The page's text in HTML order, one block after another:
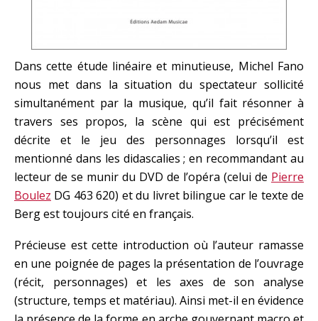
Dans cette étude linéaire et minutieuse, Michel Fano
nous met dans la situation du spectateur sollicité
simultanément par la musique, qu’il fait résonner à
travers ses propos, la scène qui est précisément
décrite et le jeu des personnages lorsqu’il est
mentionné dans les didascalies ; en recommandant au
lecteur de se munir du DVD de l’opéra (celui de Pierre
Boulez DG 463 620) et du livret bilingue car le texte de
Berg est toujours cité en français.
Précieuse est cette introduction où l’auteur ramasse
en une poignée de pages la présentation de l’ouvrage
(récit, personnages) et les axes de son analyse
(structure, temps et matériau). Ainsi met-il en évidence